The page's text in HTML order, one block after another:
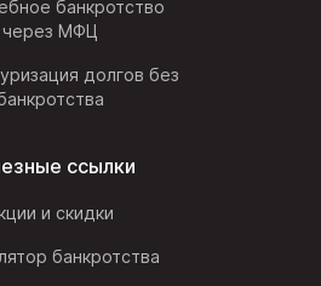
банкротство
через МФЦ
долгов без
ссылки
и скидки
банкротства